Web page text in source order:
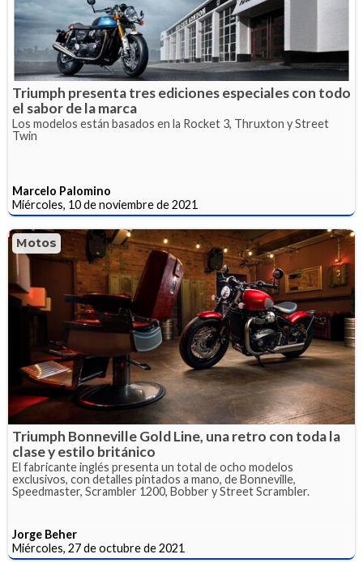
Triumph presenta tres ediciones especiales con todo
el sabor de la marca
Los modelos están basados en la Rocket 3, Thruxton y Street
Twin
Marcelo Palomino
Miércoles, 10 de noviembre de 2021
Motos
Triumph Bonneville Gold Line, una retro con toda la
clase y estilo británico
El fabricante inglés presenta un total de ocho modelos
exclusivos, con detalles pintados a mano, de Bonneville,
Speedmaster, Scrambler 1200, Bobber y Street Scrambler.
Jorge Beher
Miércoles, 27 de octubre de 2021